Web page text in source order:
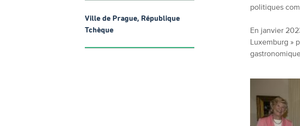
Ville de Prague, République
Tchèque
politiques
En janvier
Luxemburg »